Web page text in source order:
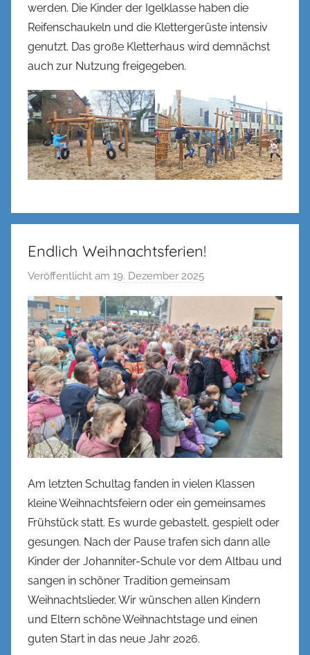
werden. Die Kinder der Igelklasse haben die
Reifenschaukeln und die Klettergerüste intensiv
genutzt. Das große Kletterhaus wird demnächst
auch zur Nutzung freigegeben.
Endlich Weihnachtsferien!
Veröffentlicht am 19. Dezember 2025
o
n
e
n
k
e
l
Am letzten Schultag fanden in vielen Klassen
kleine Weihnachtsfeiern oder ein gemeinsames
Frühstück statt. Es wurde gebastelt, gespielt oder
gesungen. Nach der Pause trafen sich dann alle
Kinder der Johanniter-Schule vor dem Altbau und
sangen in schöner Tradition gemeinsam
Weihnachtslieder. Wir wünschen allen Kindern
und Eltern schöne Weihnachtstage und einen
guten Start in das neue Jahr 2026.